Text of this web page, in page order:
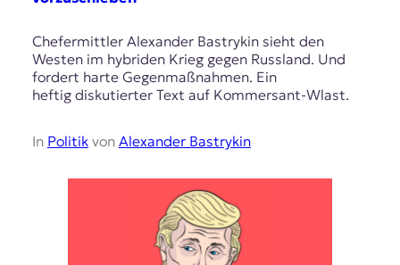
Chefermittler Alexander Bastrykin sieht den
Westen im hybriden Krieg gegen Russland. Und
fordert harte Gegenmaßnahmen. Ein
heftig diskutierter Text auf Kommersant-Wlast.
In Politikvon Alexander Bastrykin